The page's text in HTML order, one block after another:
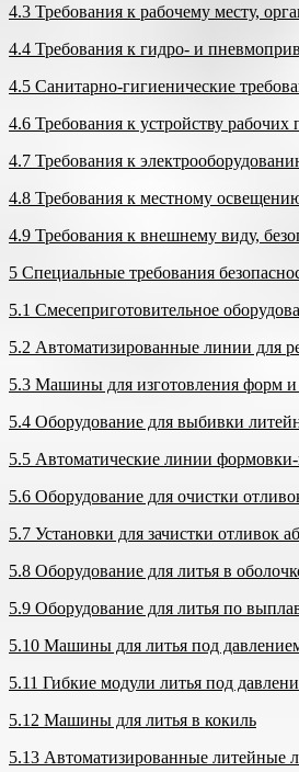
4.3 Требования к рабочему месту,
4.4 Требования к гидро- и
4.5 Санитарно-гигиенические
4.6 Требования к устройству
4.7 Требования к
4.8 Требования к местному
4.9 Требования к внешнему виду,
5 Специальные требования
5.1 Смесеприготовительное
5.2 Автоматизированные линии для
5.3 Машины для изготовления форм и
5.4 Оборудование для выбивки
5.5 Автоматические линии
5.6 Оборудование для очистки
5.7 Установки для зачистки отливок
5.8 Оборудование для литья в
5.9 Оборудование для литья по
5.10 Машины для литья под
5.11 Гибкие модули литья под
5.12 Машины для литья в кокиль
5.13 Автоматизированные литейные